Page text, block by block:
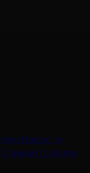
Новости
Снимается кино